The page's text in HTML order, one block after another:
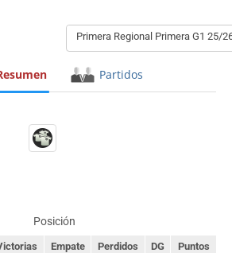
Primera Regional Primera G1 25/
Partidos
Posición
Empate Perdidos DG
Puntos